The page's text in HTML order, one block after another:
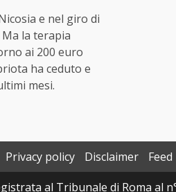
e nel giro di
la terapia
ai 200 euro
ha ceduto e
mesi.
Privacy policy Disclaimer
Feed
al Tribunale di Roma al